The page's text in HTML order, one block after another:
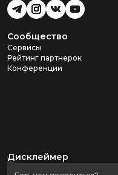
Сообщество
Сервисы
Рейтинг партнерок
Конференции
Дисклеймер